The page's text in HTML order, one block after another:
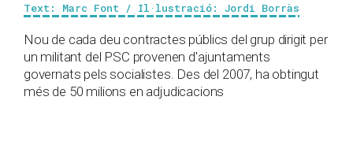
Text: Marc Font / Il·lustració: Jordi Borràs
Nou de cada deu contractes públics del grup dirigit per
un militant del PSC provenen d'ajuntaments
governats pels socialistes. Des del 2007, ha obtingut
més de 50 milions en adjudicacions